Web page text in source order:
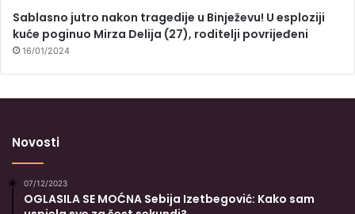
Sablasno jutro nakon tragedije u Binježevu! U esploziji
kuće poginuo Mirza Delija (27), roditelji povrijeđeni
16/01/2024
Novosti
07/12/2023
OGLASILA SE MOĆNA Sebija Izetbegović: Kako sam